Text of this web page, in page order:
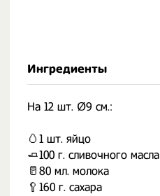
Ингредиенты
На 12 шт. Ø9 см.:
🥚1 шт. яйцо
🧈100 г. сливочного масла
🥛80 мл. молока
🥄160 г. сахара